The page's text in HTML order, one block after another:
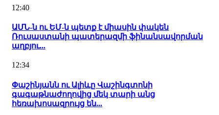
12:40
ԱՄՆ-ն ու ԵՄ-ն պետք է միասին փակեն
Ռուսաստանի պատերազմի ֆինանսավորման
աղբյու...
12:34
Փաշինյանն ու Ալիևը Վաշինգտոնի
գագաթնաժողովից մեկ տարի անց
հեռախոսազրույց են...